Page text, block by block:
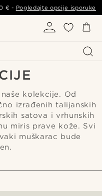
€ - Pogledajte opcije isporuke
kolekcije. Od
izrađenih talijanskih
satova i vrhunskih
miris prave kože. Svi
muškarac bude